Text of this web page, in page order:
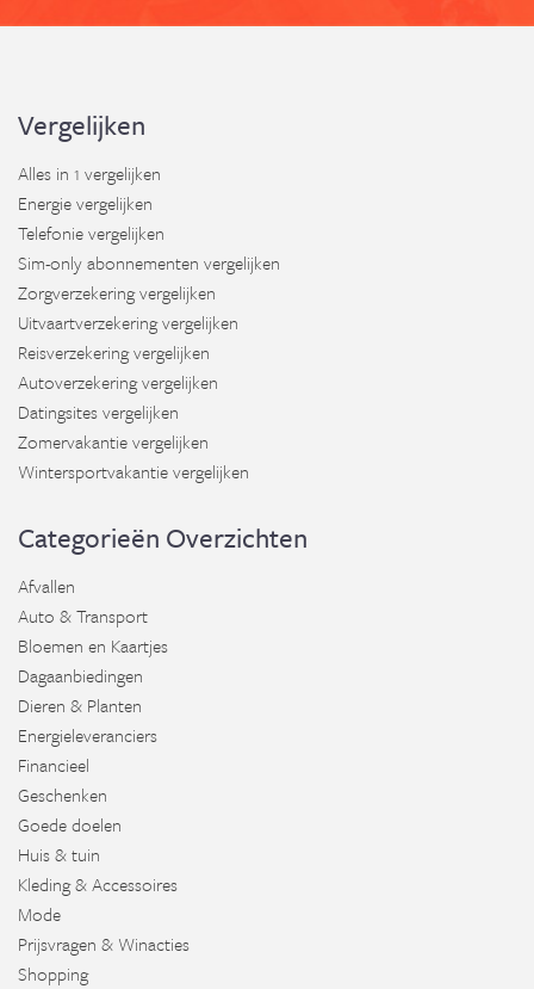
Vergelijken
Alles in 1 vergelijken
Energie vergelijken
Telefonie vergelijken
Sim-only abonnementen vergelijken
Zorgverzekering vergelijken
Uitvaartverzekering vergelijken
Reisverzekering vergelijken
Autoverzekering vergelijken
Datingsites vergelijken
Zomervakantie vergelijken
Wintersportvakantie vergelijken
Categorieën Overzichten
Afvallen
Auto & Transport
Bloemen en Kaartjes
Dagaanbiedingen
Dieren & Planten
Energieleveranciers
Financieel
Geschenken
Goede doelen
Huis & tuin
Kleding & Accessoires
Mode
Prijsvragen & Winacties
Shopping